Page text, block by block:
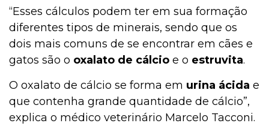
“Esses cálculos podem ter em sua formação
diferentes tipos de minerais, sendo que os
dois mais comuns de se encontrar em cães e
gatos são o oxalato de cálcio e o estruvita.
O oxalato de cálcio se forma em urina ácida e
que contenha grande quantidade de cálcio”,
explica o médico veterinário Marcelo Tacconi.